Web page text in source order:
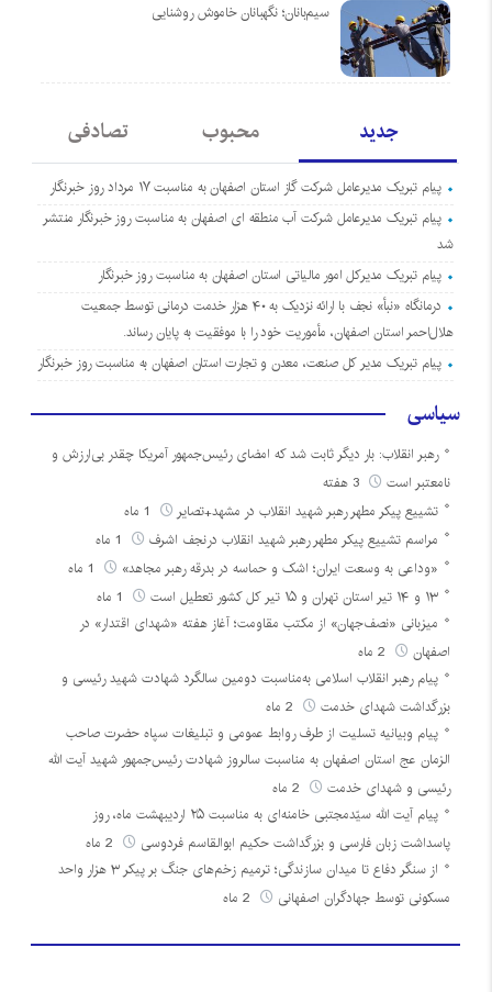
سیم‌بانان؛ نگهبانان خاموش روشنایی
جدید محبوب تصادفی
پیام تبریک مدیرعامل شرکت گاز استان اصفهان به مناسبت ۱۷ مرداد روز خبرنگار
پیام تبریک مدیرعامل شرکت آب منطقه ای اصفهان به مناسبت روز خبرنگار منتشر
شد
پیام تبریک مدیرکل امور مالیاتی استان اصفهان به مناسبت روز خبرنگار
درمانگاه «نبأ» نجف با ارائه نزدیک به ۴۰ هزار خدمت درمانی توسط جمعیت
هلال‌احمر استان اصفهان، مأموریت خود را با موفقیت به پایان رساند.
پیام تبریک مدیر کل صنعت، معدن و تجارت استان اصفهان به مناسبت روز خبرنگار
سیاسی
رهبر انقلاب: بار دیگر ثابت شد که امضای رئیس‌جمهور آمریکا چقدر بی‌ارزش و
نامعتبر است
3 هفته
تشییع پیکر مطهر رهبر شهید انقلاب در مشهد+تصایر
مراسم تشییع پیکر مطهر رهبر شهید انقلاب درنجف اشرف
«وداعی به وسعت ایران؛ اشک و حماسه در بدرقه رهبر مجاهد»
۱۳ و ۱۴ تیر استان تهران و ۱۵ تیر کل کشور تعطیل است
میزبانی «نصف‌جهان» از مکتب مقاومت؛ آغاز هفته «شهدای اقتدار» در
اصفهان
پیام رهبر انقلاب اسلامی به‌مناسبت دومین سالگرد شهادت شهید رئیسی و
بزرگداشت شهدای خدمت
پیام وبیانیه تسلیت از طرف روابط عمومی و تبلیغات سپاه حضرت صاحب
الزمان عج استان اصفهان به مناسبت سالروز شهادت رئیس‌جمهور شهید آیت الله
رئیسی و شهدای خدمت
پیام آیت الله سیّدمجتبی خامنه‌ای به مناسبت ۲۵ اردیبهشت ماه، روز
پاسداشت زبان فارسی و بزرگداشت حکیم ابوالقاسم فردوسی
از سنگر دفاع تا میدان سازندگی؛ ترمیم زخم‌های جنگ بر پیکر ۳ هزار واحد
مسکونی توسط جهادگران اصفهانی